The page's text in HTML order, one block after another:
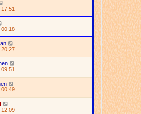
00:18
20:27
00:49
12:09